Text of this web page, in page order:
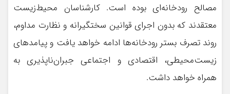
مصالح رودخانه‌ای بوده است. کارشناسان محیط‌زیست
معتقدند که بدون اجرای قوانین سختگیرانه و نظارت مداوم،
روند تصرف بستر رودخانه‌ها ادامه خواهد یافت و پیامدهای
زیست‌محیطی، اقتصادی و اجتماعی جبران‌ناپذیری به
همراه خواهد داشت.